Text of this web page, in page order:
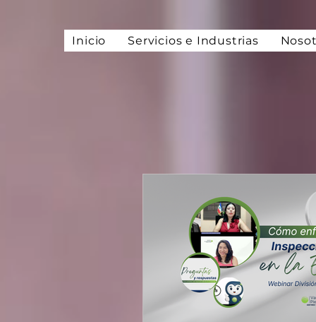
Inicio Servicios e Industrias